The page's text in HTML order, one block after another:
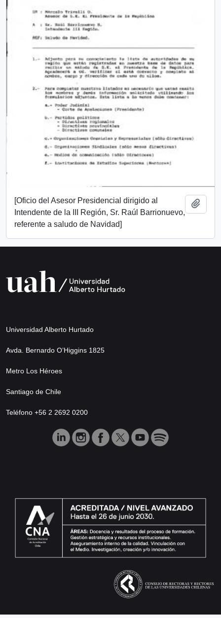
[Oficio del Asesor Presidencial dirigido al
Intendente de la III Región, Sr. Raúl Barrionuevo,
referente a saludo de Navidad]
Universidad Alberto Hurtado
Avda. Bernardo O’Higgins 1825
Metro Los Héroes
Santiago de Chile
Teléfono +56 2 2692 0200